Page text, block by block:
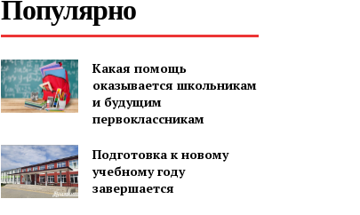
Популярно
Какая помощь
оказывается школьникам
и будущим
первоклассникам
Подготовка к новому
учебному году
завершается